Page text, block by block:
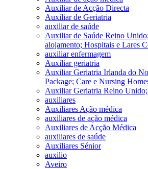
Auxiliar de Acção Directa
Auxiliar de Geriatria
auxiliar de saúde
Auxiliar de Saúde Reino
alojamento; Hospitais e Lares
auxiliar enfermagem
Auxiliar geriatria
Auxiliar Geriatria Irlanda do
Package; Care e Nursing
Auxiliar Geriatria Reino
auxiliares
Auxiliares Ação médica
auxiliares de ação médica
Auxiliares de Acção Médica
auxiliares de saúde
Auxiliares Sénior
auxilio
Aveiro